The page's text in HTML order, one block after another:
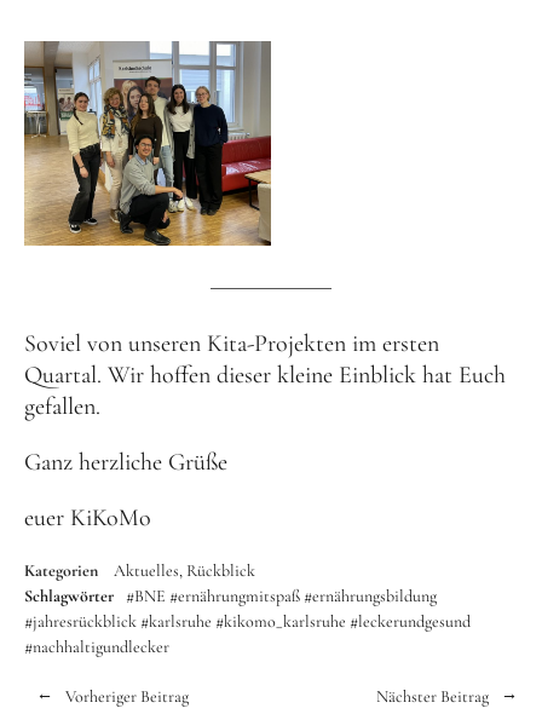
Soviel von unseren Kita-Projekten im ersten
Quartal. Wir hoffen dieser kleine Einblick hat Euch
gefallen.
Ganz herzliche Grüße
euer KiKoMo
Kategorien Aktuelles Rückblick
Schlagwörter
#BNE #ernährungmitspaß #ernährungsbildung
#jahresrückblick #karlsruhe #kikomo_karlsruhe #leckerundgesund
#nachhaltigundlecker
Vorheriger Beitrag
Nächster Beitrag